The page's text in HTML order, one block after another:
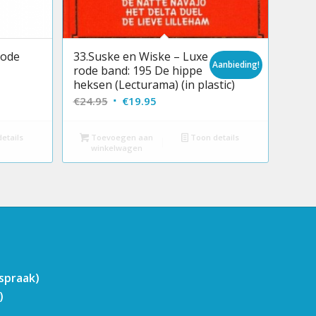
33.Suske en Wiske – Luxe
rode band: 195 De hippe
heksen (Lecturama) (in plastic)
€24.95 Oorspronkelijke
was:
€24.95.
€19.95Huidige
Aanbieding!
Toevoegen aan
winkelwagen
Toon details